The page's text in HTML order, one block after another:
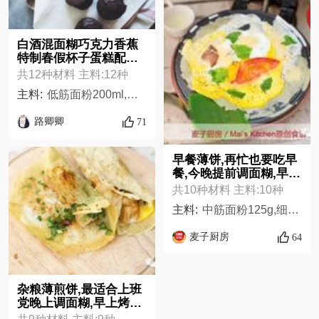
白酒混面糊巧克力香蕉
特制春假杯子蛋糕配方
表
共12种材料 主料:12种
主料: 低筋面粉200ml,熟透的香蕉1根,泡打粉1tsp,小苏打1/4tsp,黄油无味植物油80ml,可可粉40ml,鸡蛋2颗,红糖100ml,牛奶80ml,白葡萄酒30ml,盐1/4tsp,Nutella40ml
路卿卿 71
杂粮薄煎饼,最适合上班
党晚上调面糊,早上烤薄
早餐薄饼,再忙也要吃早
餐,今晚提前调面糊,早上
烤配方表
共10种材料 主料:10种
主料: 中筋面粉125g,细砂糖21g,盐2g,牛奶250ml,无盐黄油融化13g,鸡蛋1个,鸡蛋1个,芝士适量,番茄适量,青菜适量,
麦子厨房 64